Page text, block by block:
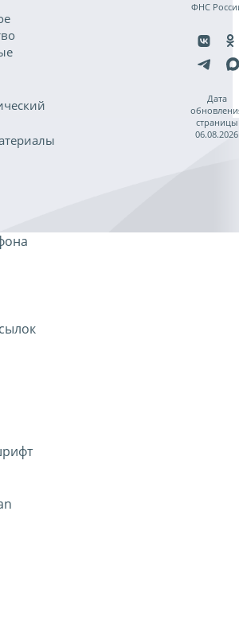
ФНС
Дата
страницы
06.08.2026